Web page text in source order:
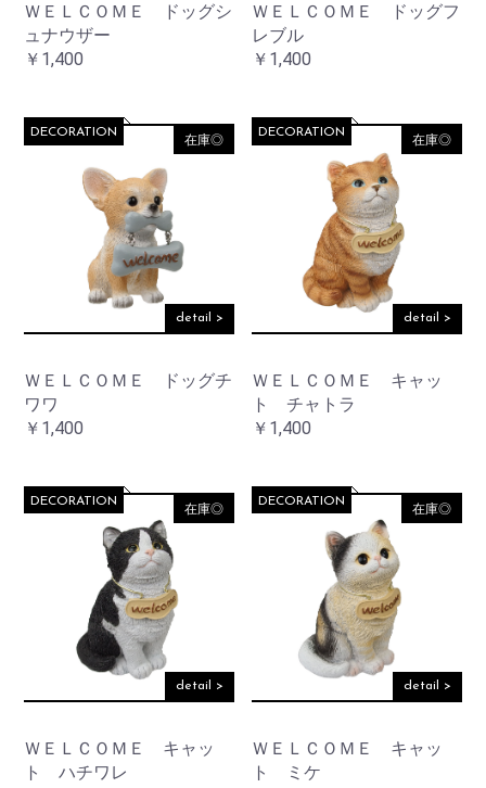
ＷＥＬＣＯＭＥ ドッグシ
ュナウザー
￥1,400
ＷＥＬＣＯＭＥ ドッグフ
レブル
￥1,400
在庫◎
detail >
ＷＥＬＣＯＭＥ ドッグチ
ワワ
DECORATION
￥1,400
在庫◎
detail >
ＷＥＬＣＯＭＥ キャッ
ト チャトラ
DECORATION
￥1,400
在庫◎
detail >
ＷＥＬＣＯＭＥ キャッ
ト ハチワレ
DECORATION 在庫◎
detail >
ＷＥＬＣＯＭＥ キャッ
ト ミケ
DECORATION